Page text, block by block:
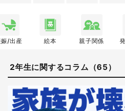
娠/出産 絵本 親子関係
2年生に関するコラム（65）